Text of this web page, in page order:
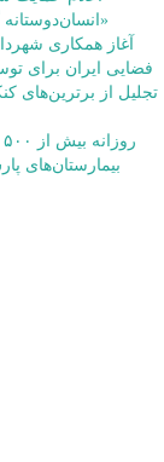
انسان‌دوستانه گروه «مروجان معروف»
فضایی ایران برای
بیمارستان‌های